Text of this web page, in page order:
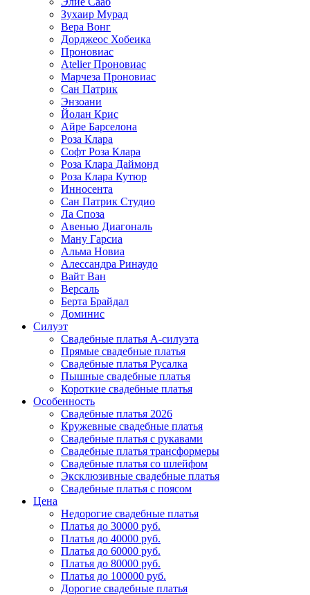
Зухаир Мурад
Вера Вонг
Дорджеос Хобеика
Проновиас
Atelier Проновиас
Марчеза Проновиас
Сан Патрик
Энзоани
Йолан Крис
Айре Барселона
Роза Клара
Софт Роза Клара
Роза Клара Даймонд
Роза Клара Кутюр
Инносента
Сан Патрик Студио
Ла Споза
Авенью Диагональ
Ману Гарсиа
Альма Новиа
Алессандра Ринаудо
Вайт Ван
Версаль
Берта Брайдал
Доминис
Силуэт
Свадебные платья А-силуэта
Прямые свадебные платья
Свадебные платья Русалка
Пышные свадебные платья
Короткие свадебные платья
Особенность
Свадебные платья 2026
Кружевные свадебные платья
Свадебные платья с рукавами
Свадебные платья трансформеры
Свадебные платья со шлейфом
Эксклюзивные свадебные платья
Свадебные платья с поясом
Цена
Недорогие свадебные платья
Платья до 30000 руб.
Платья до 40000 руб.
Платья до 60000 руб.
Платья до 80000 руб.
Платья до 100000 руб.
Дорогие свадебные платья